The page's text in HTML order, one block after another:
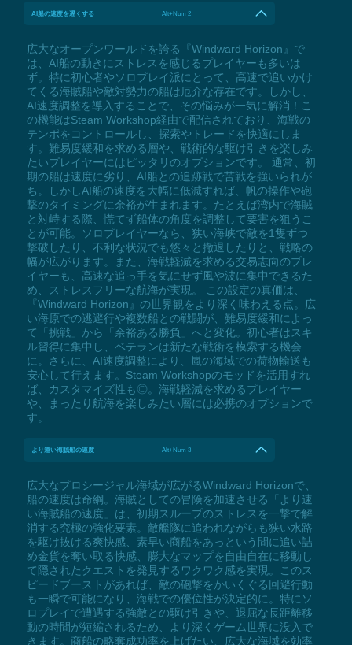
AI船の速度を遅くする Alt+Num 2
広大なオープンワールドを誇る『Windward Horizon』で
は、AI船の動きにストレスを感じるプレイヤーも多いは
ず。特に初心者やソロプレイ派にとって、高速で追いかけ
てくる海賊船や敵対勢力の船は厄介な存在です。しかし、
AI速度調整を導入することで、その悩みが一気に解消！こ
の機能はSteam Workshop経由で配信されており、海戦の
テンポをコントロールし、探索やトレードを快適にしま
す。難易度緩和を求める層や、戦術的な駆け引きを楽しみ
たいプレイヤーにはピッタリのオプションです。 通常、初
期の船は速度に劣り、AI船との追跡戦で苦戦を強いられが
ち。しかしAI船の速度を大幅に低減すれば、帆の操作や砲
撃のタイミングに余裕が生まれます。たとえば湾内で海賊
と対峙する際、慌てず船体の角度を調整して要害を狙うこ
とが可能。ソロプレイヤーなら、狭い海峡で敵を1隻ずつ
撃破したり、不利な状況でも悠々と撤退したりと、戦略の
幅が広がります。また、海戦軽減を求める交易志向のプレ
イヤーも、高速な追っ手を気にせず風や波に集中できるた
め、ストレスフリーな航海が実現。 この設定の真価は、
『Windward Horizon』の世界観をより深く味わえる点。広
い海原での逃避行や複数船との戦闘が、難易度緩和によっ
て「挑戦」から「余裕ある勝負」へと変化。初心者はスキ
ル習得に集中し、ベテランは新たな戦術を模索する機会
に。さらに、AI速度調整により、嵐の海域での荷物輸送も
安心して行えます。Steam Workshopのモッドを活用すれ
ば、カスタマイズ性も◎。海戦軽減を求めるプレイヤー
や、まったり航海を楽しみたい層には必携のオプションで
す。
より速い海賊船の速度 Alt+Num 3
広大なプロシージャル海域が広がるWindward Horizonで、
船の速度は命綱。海賊としての冒険を加速させる「より速
い海賊船の速度」は、初期スループのストレスを一撃で解
消する究極の強化要素。敵艦隊に追われながらも狭い水路
を駆け抜ける爽快感、素早い商船をあっという間に追い詰
め金貨を奪い取る快感、膨大なマップを自由自在に移動し
て隠されたクエストを発見するワクワク感を実現。このス
ピードブーストがあれば、敵の砲撃をかいくぐる回避行動
も一瞬で可能になり、海戦での優位性が決定的に。特にソ
ロプレイで遭遇する強敵との駆け引きや、退屈な長距離移
動の時間が短縮されるため、より深くゲーム世界に没入で
きます。商船の略奪成功率を上げたい、広大な海域を効率